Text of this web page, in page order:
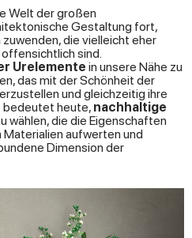
Welt der großen
Gestaltung fort,
die vielleicht eher
sind.
Urelemente in unsere Nähe zu
das mit der Schönheit der
und gleichzeitig ihre
bedeutet heute, nachhaltige
wählen, die die Eigenschaften
aufwerten und
Dimension der